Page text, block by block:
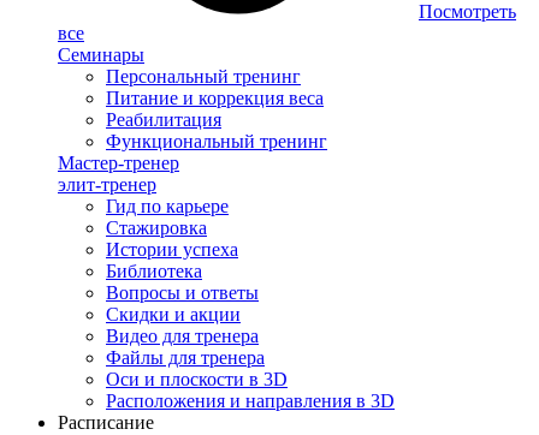
Посмотреть
все
Семинары
Персональный тренинг
Питание и коррекция веса
Реабилитация
Функциональный тренинг
Мастер-тренер
элит-тренер
Гид по карьере
Стажировка
Истории успеха
Библиотека
Вопросы и ответы
Скидки и акции
Видео для тренера
Файлы для тренера
Оси и плоскости в 3D
Расположения и направления в 3D
Расписание